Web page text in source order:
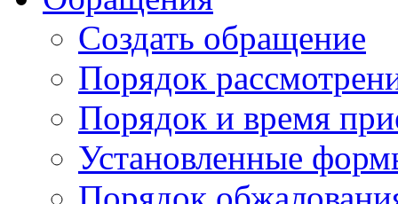
Создать обращение
Порядок
Порядок и время
Установленные